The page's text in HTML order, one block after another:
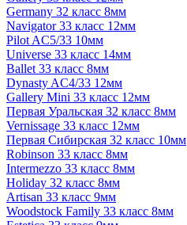
Germany 32 класс 8мм
Navigator 33 класс 12мм
Pilot AC5/33 10мм
Universe 33 класс 14мм
Ballet 33 класс 8мм
Dynasty AC4/33 12мм
Gallery Mini 33 класс 12мм
Первая Уральская 32 класс 8мм
Vernissage 33 класс 12мм
Первая Сибирская 32 класс 10мм
Robinson 33 класс 8мм
Intermezzo 33 класс 8мм
Holiday 32 класс 8мм
Artisan 33 класс 9мм
Woodstock Family 33 класс 8мм